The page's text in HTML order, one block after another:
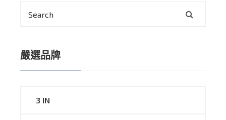
嚴選品牌
3 IN